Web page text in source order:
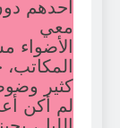
أحدهم
معي
الأضواء
كثير
لم أكن